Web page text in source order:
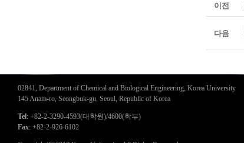
이전
다음
02841, Department of Chemical and Biological Engineering, Korea University
145 Anam-ro, Seongbuk-gu, Seoul, Republic of Korea
Tel: +82-2-3290-4593(대학원)/4600(학부)
Fax: +82-2-926-6102